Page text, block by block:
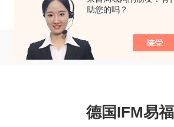
助您的吗？
当前位置：首页
德国IFM易